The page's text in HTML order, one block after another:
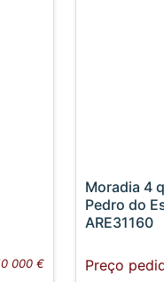
000 €
Moradia 4
Pedro do
ARE31160
Preço